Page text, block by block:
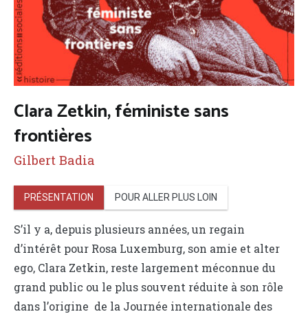
Clara Zetkin, féministe sans
frontières
Gilbert Badia
PRÉSENTATION POUR ALLER PLUS LOIN
S’il y a, depuis plusieurs années, un regain
d’intérêt pour Rosa Luxemburg, son amie et alter
ego, Clara Zetkin, reste largement méconnue du
grand public ou le plus souvent réduite à son rôle
dans l’origine de la Journée internationale des